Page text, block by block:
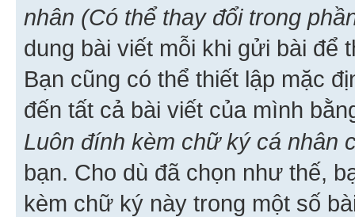
nhân (Có thể thay đổi trong
dung bài viết mỗi khi gửi bài để
Bạn cũng có thể thiết lập mặc
đến tất cả bài viết của mình
Luôn đính kèm chữ ký cá nhân
bạn. Cho dù đã chọn như thế,
kèm chữ ký này trong một số